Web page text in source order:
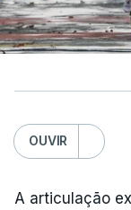
OUVIR
A articulação